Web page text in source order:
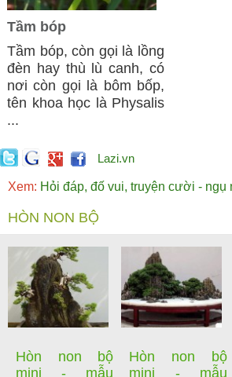
Tầm bóp
Tầm bóp, còn gọi là lồng
đèn hay thù lù canh, có
nơi còn gọi là bôm bốp,
tên khoa học là Physalis
...
Lazi.vn
Xem: Hỏi đáp, đố vui, truyện cười - ngụ
HÒN NON BỘ
Hòn non bộ
mini - mẫu
Hòn non bộ
mini - mẫu